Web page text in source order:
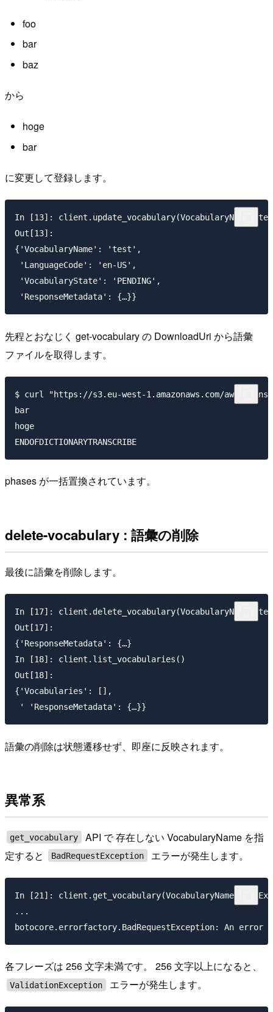
foo
bar
baz
から
hoge
bar
に変更して登録します。
In [13]:
Out[13]:
{'VocabularyName': 'test',
'LanguageCode': 'en-US',
'VocabularyState': 'PENDING',
先程とおなじく get-vocabulary の DownloadUri から語彙
ファイルを取得します。
$ curl "https://s3.eu-west-1.amazonaws.com/aws-
bar
hoge
phases が一括置換されています。
delete-vocabulary : 語彙の削除
最後に語彙を削除します。
In [17]:
Out[17]:
{'ResponseMetadata': {…}
In [18]: client.list_vocabularies()
Out[18]:
{'Vocabularies': [],
語彙の削除は状態遷移せず、即座に反映されます。
異常系
get_vocabulary
API で 存在しない VocabularyName を指
定すると
BadRequestException エラーが発生します。
In [21]:
...
各フレーズは 256 文字未満です。 256 文字以上になると、
ValidationException エラーが発生します。